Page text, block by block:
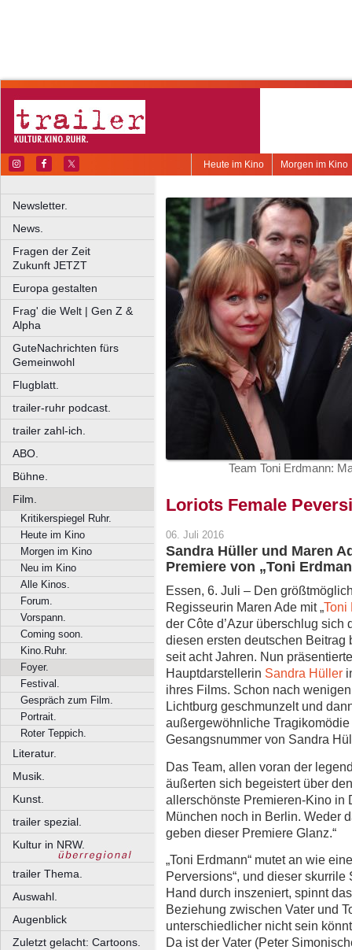
Morgen im Kino
Heute im Kino
Newsletter.
News.
Fragen der Zeit
Zukunft JETZT
Europa gestalten
Frag' die Welt | Gen Z &
Alpha
GuteNachrichten fürs
Gemeinwohl
Flugblatt.
trailer-ruhr podcast.
trailer zahl-ich.
ABO.
Bühne.
Film.
Kritikerspiegel Ruhr.
Heute im Kino
Morgen im Kino
Neu im Kino
Alle Kinos.
Forum.
Vorspann.
Coming soon.
Kino.Ruhr.
Foyer.
Festival.
Gespräch zum Film.
Portrait.
Roter Teppich.
Literatur.
Musik.
Kunst.
trailer spezial.
Kultur in NRW.
trailer Thema.
Auswahl.
Augenblick
Zuletzt gelacht: Cartoons.
Team Toni Erdmann:
Loriots Female
06. Juli 2016
Sandra Hüller und Maren
Premiere von „Toni
Essen, 6. Juli – Den
Regisseurin Maren Ade mit „Toni
der Côte d’Azur überschlug
diesen ersten deutschen
seit acht Jahren. Nun
Hauptdarstellerin Sandra Hüller
ihres Films. Schon nach
Lichtburg geschmunzelt und
außergewöhnliche
Gesangsnummer von Sandra
Das Team, allen voran der
äußerten sich begeistert über
allerschönste Premieren-Kino in
München noch in Berlin. Weder
geben dieser Premiere Glanz.“
„Toni Erdmann“ mutet an wie
Perversions“, und dieser
Hand durch inszeniert, spinnt
Beziehung zwischen Vater und
unterschiedlicher nicht sein
Da ist der Vater (Peter